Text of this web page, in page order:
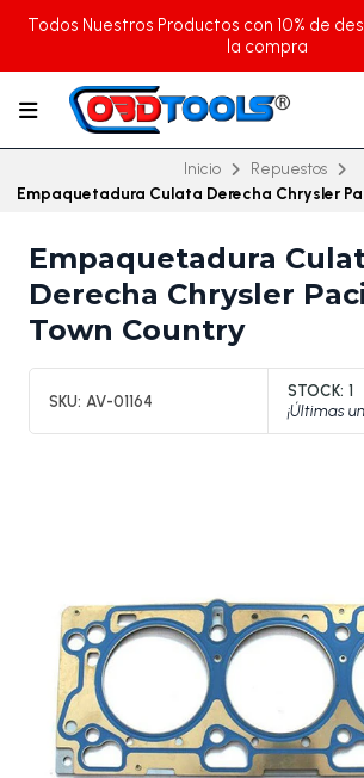
Todos Nuestros Productos con 10% de
la compra
Inicio
Repuestos
Empaquetadura Culata Derecha Chrysler
Empaquetadura
Derecha Chrysler
Town Country
SKU: AV-01164
STOCK: 1
¡Últimas